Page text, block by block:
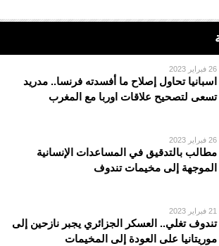
26 فبراير 2023
اسبانيا تحاول إصلاح ما أفسدته فرنسا.. مدريد
تسعى لتصحيح علاقات اوربا مع المغرب
26 فبراير 2023
مطالب بالتدقيق في المساعدات الإنسانية
الموجهة إلى مخيمات تندوف
21 فبراير 2023
تندوف تغلي.. العسكر الجزائري يجبر نازحين إلى
موريتانيا على العودة إلى المخيمات